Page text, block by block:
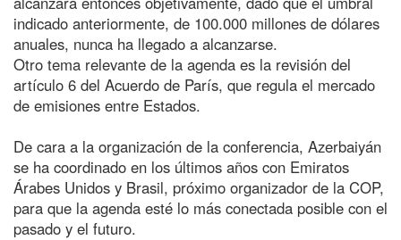
indicado anteriormente, de 100.000 millones de dólares
anuales, nunca ha llegado a alcanzarse.
Otro tema relevante de la agenda es la revisión del
artículo 6 del Acuerdo de París, que regula el mercado
de emisiones entre Estados.
De cara a la organización de la conferencia, Azerbaiyán
se ha coordinado en los últimos años con Emiratos
Árabes Unidos y Brasil, próximo organizador de la COP,
para que la agenda esté lo más conectada posible con el
pasado y el futuro.